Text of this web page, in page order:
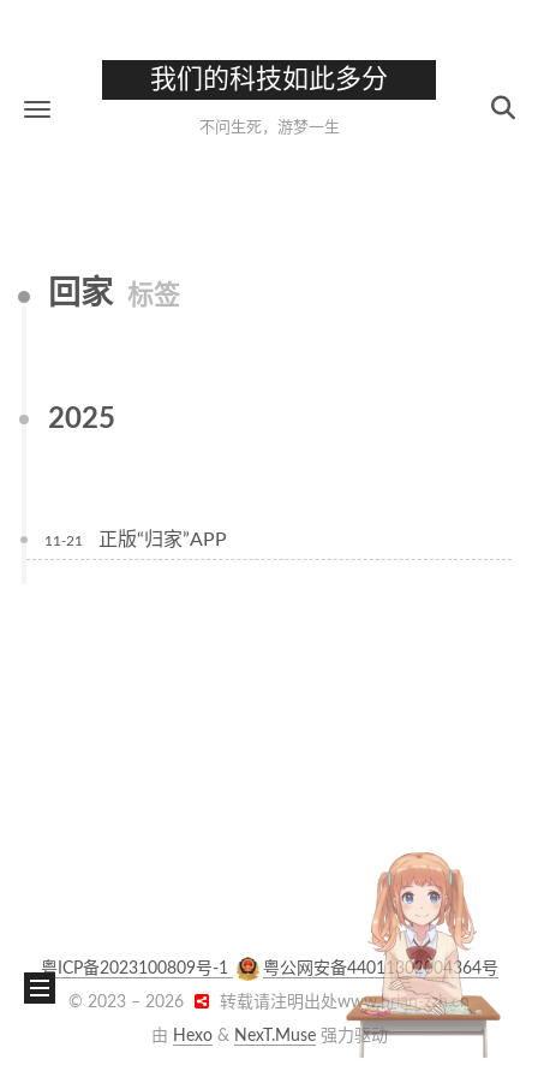
我们的科技如此多分
不问生死，游梦一生
回家 标签
2025
11-21 正版“归家”APP
粤ICP备2023100809号-1
粤公网安备44011302004364号
© 2023 – 2026
转载请注明出处www.brian-zzh.cn
由 Hexo& NexT.Muse强力驱动